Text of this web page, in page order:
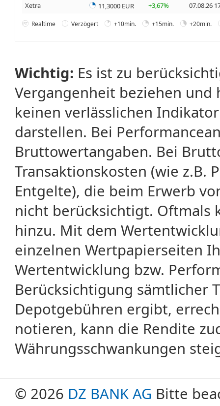
Xetra
11,3000 EUR +3,67% 07.08.26
Realtime Verzögert +10min. +15min. +20min.
Wichtig: Es ist zu
Vergangenheit beziehen
keinen verlässlichen
darstellen. Bei
Bruttowertangaben. Bei
Transaktionskosten (wie z.B.
Entgelte), die beim Erwerb
nicht berücksichtigt. Oftmals
hinzu. Mit dem
einzelnen Wertpapierseiten
Wertentwicklung bzw.
Berücksichtigung sämtlicher
Depotgebühren ergibt,
notieren, kann die Rendite
Währungsschwankungen
© 2026 DZ BANK AG Bitte